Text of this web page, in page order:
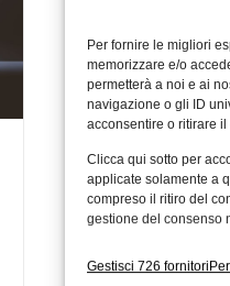
Per fornire le migliori
memorizzare e/o
permetterà a noi e ai
navigazione o gli ID
acconsentire o ritirare
Clicca qui sotto per
applicate solamente a
compreso il ritiro del
gestione del consenso
Gestisci 726 fornitori